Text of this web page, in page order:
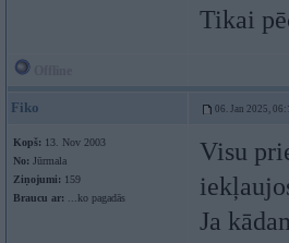
Tikai
Fiko 06. Jan 2025,
Kopš: 13. Nov 2003
No: Jūrmala
Ziņojumi: 159
Braucu ar: ...ko pagadās
Visu
Ja